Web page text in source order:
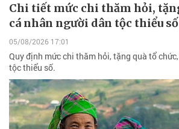
Chi tiết mức chi thăm hỏi,
cá nhân người dân tộc thiểu số
05/08/2026 17:01
Quy định mức chi thăm hỏi, tặng quà tổ
tộc thiểu số.